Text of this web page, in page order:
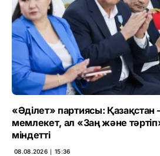
«Әділет» партиясы: Қазақстан
мемлекет, ал «Заң және
міндетті
08.08.2026 ∣ 15:36